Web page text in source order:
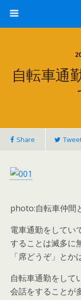
自転車通
Share
photo:自転車仲間
電車通勤をしてい
することは滅多に
「席どうぞ」とか
自転車通勤をして
会話をすることが